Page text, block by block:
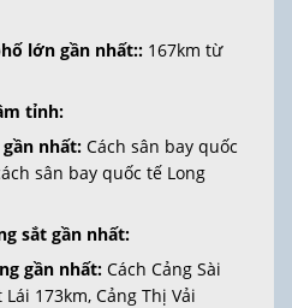
lớn gần nhất:: 167km từ
tỉnh:
gần nhất: Cách sân bay quốc
sân bay quốc tế Long
sắt gần nhất:
gần nhất: Cách Cảng Sài
173km, Cảng Thị Vải